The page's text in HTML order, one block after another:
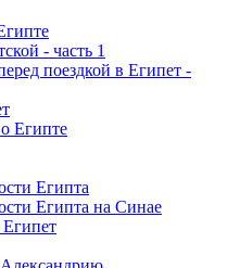
- часть 1
поездкой в Египет -
Египте
Египта
Египта на Синае
Египет